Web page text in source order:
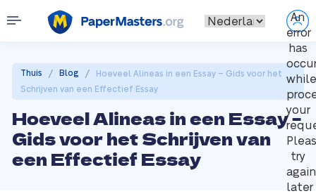
An
error
has
while
your
try
again
later
Thuis / Blog /
Hoeveel Alineas in een Essay – Gids voor het
Schrijven van een Effectief Essay
Hoeveel Alineas in een Essay –
Gids voor het Schrijven van
een Effectief Essay